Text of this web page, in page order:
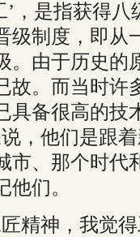
’，是指获得
级制度，即从
。由于历史的
。而当时许
具备很高的技
，他们是跟
市、那个时代
们。
精神，我觉